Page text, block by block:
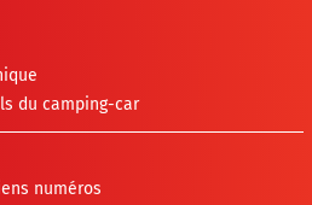
du camping-car
numéros